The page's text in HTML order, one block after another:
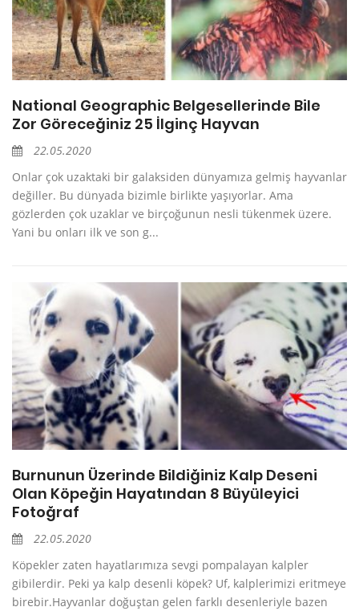
National Geographic Belgesellerinde Bile
Zor Göreceğiniz 25 İlginç Hayvan
22.05.2020
Onlar çok uzaktaki bir galaksiden dünyamıza gelmiş hayvanlar
değiller. Bu dünyada bizimle birlikte yaşıyorlar. Ama
gözlerden çok uzaklar ve birçoğunun nesli tükenmek üzere.
Yani bu onları ilk ve son g...
Burnunun Üzerinde Bildiğiniz Kalp Deseni
Olan Köpeğin Hayatından 8 Büyüleyici
Fotoğraf
22.05.2020
Köpekler zaten hayatlarımıza sevgi pompalayan kalpler
gibilerdir. Peki ya kalp desenli köpek? Uf, kalplerimizi eritmeye
birebir.Hayvanlar doğuştan gelen farklı desenleriyle bazen